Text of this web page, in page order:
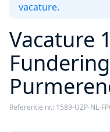
vacature.
Vacature
Referentie nr.: 1589-UZP-NL-